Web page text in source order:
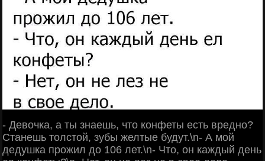
- Девочка, а ты знаешь, что конфеты есть вредно?
Станешь толстой, зубы желтые будут.\n- А мой
дедушка прожил до 106 лет.\n- Что, он каждый день